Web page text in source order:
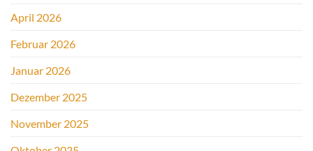
April 2026
Februar 2026
Januar 2026
Dezember 2025
November 2025